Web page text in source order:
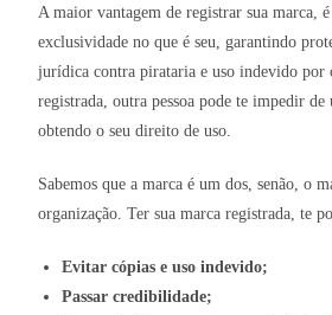
A maior vantagem de registrar sua marca,
exclusividade no que é seu, garantindo
jurídica contra pirataria e uso indevido por
registrada, outra pessoa pode te impedir de
obtendo o seu direito de uso.
Sabemos que a marca é um dos, senão, o
organização. Ter sua marca registrada, te
Evitar cópias e uso indevido;
Passar credibilidade;